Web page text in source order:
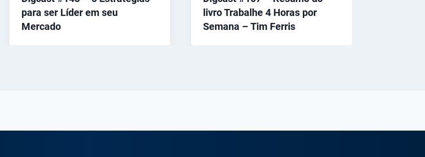
para ser Líder em seu
Mercado
livro Trabalhe 4 Horas por
Semana – Tim Ferris